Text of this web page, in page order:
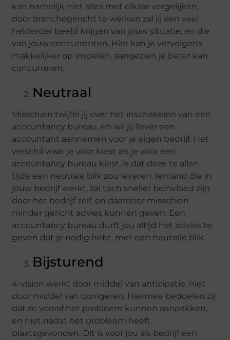
kan namelijk niet alles met elkaar vergelijken;
door branchegericht te werken zal jij een veel
helderder beeld krijgen van jouw situatie, en die
van jouw concurrenten. Hier kan je vervolgens
makkelijker op inspelen, aangezien je beter kan
concurreren.
Neutraal
Misschien twijfel jij over het inschakelen van een
accountancy bureau, en wil jij liever een
accountant aannemen voor je eigen bedrijf. Het
verschil waar je voor kiest als je voor een
accountancy bureau kiest, is dat deze te allen
tijde een neutrale blik zou leveren. Iemand die in
jouw bedrijf werkt, zal toch sneller beïnvloed zijn
door het bedrijf zelf, en daardoor misschien
minder gericht advies kunnen geven. Een
accountancy bureau durft jou altijd het advies te
geven dat je nodig hebt, met een neutrale blik.
Bijsturend
4-vision werkt door middel van anticipatie, niet
door middel van corrigeren. Hiermee bedoelen zij
dat ze vooraf het probleem kunnen aanpakken,
en niet nadat het probleem heeft
plaatsgevonden. Dit is voor jou als bedrijf een